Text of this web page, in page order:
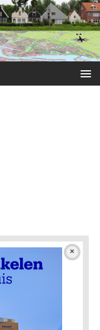
deel 1
com